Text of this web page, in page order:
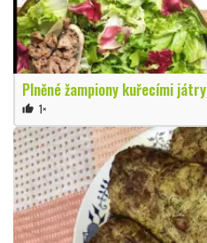
Plněné žampiony kuřecími játry
thumb_up 1×